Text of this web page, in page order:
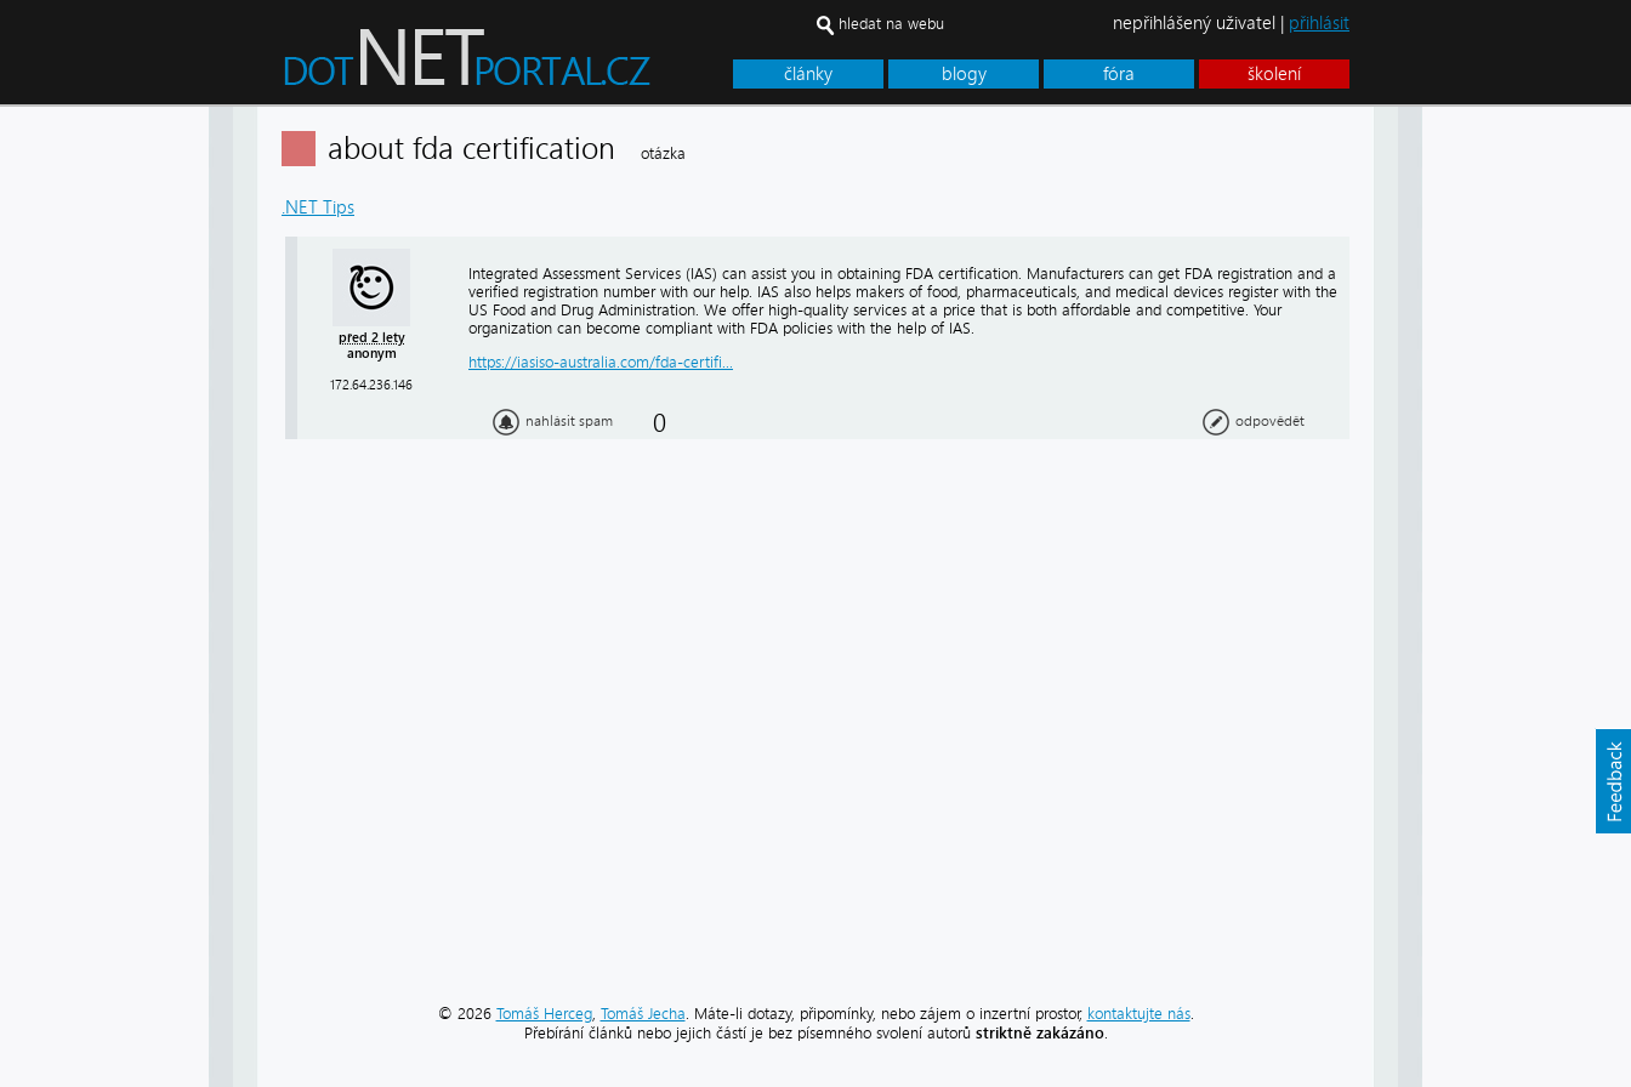
články blogy fóra školení
hledat na webu nepřihlášený uživatel | přihlásit
about fda certification otázka
.NET Tips
před 2 lety
anonym
172.64.236.146
Integrated Assessment Services (IAS) can assist you in obtaining FDA certification. Manufacturers can get FDA registration and a
verified registration number with our help. IAS also helps makers of food, pharmaceuticals, and medical devices register with the
US Food and Drug Administration. We offer high-quality services at a price that is both affordable and competitive. Your
organization can become compliant with FDA policies with the help of IAS.
https://iasiso-australia.com/fda-certifi...
nahlásit spam 0 odpovědět
© 2026 Tomáš Herceg, Tomáš Jecha. Máte-li dotazy, připomínky, nebo zájem o inzertní prostor, kontaktujte nás.
Přebírání článků nebo jejich částí je bez písemného svolení autorů striktně zakázáno.